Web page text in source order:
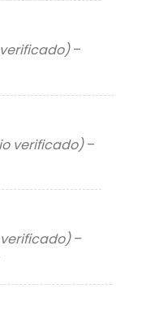
–
verificado) –
–